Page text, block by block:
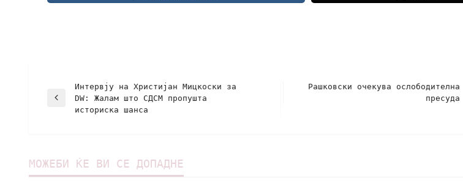
Интервју на Христијан Мицкоски за
DW: Жалам што СДСМ пропушта
историска шанса
Рашковски очекува ослободителна
пресуда
МОЖЕБИ ЌЕ ВИ СЕ ДОПАДНЕ